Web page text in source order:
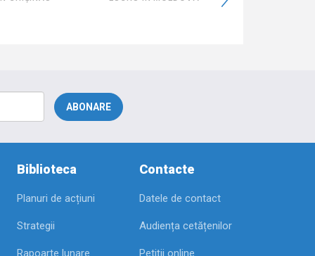
Biblioteca
Planuri de acțiuni
Strategii
Rapoarte lunare
Contacte
Datele de contact
Audiența cetățenilor
Petiții online